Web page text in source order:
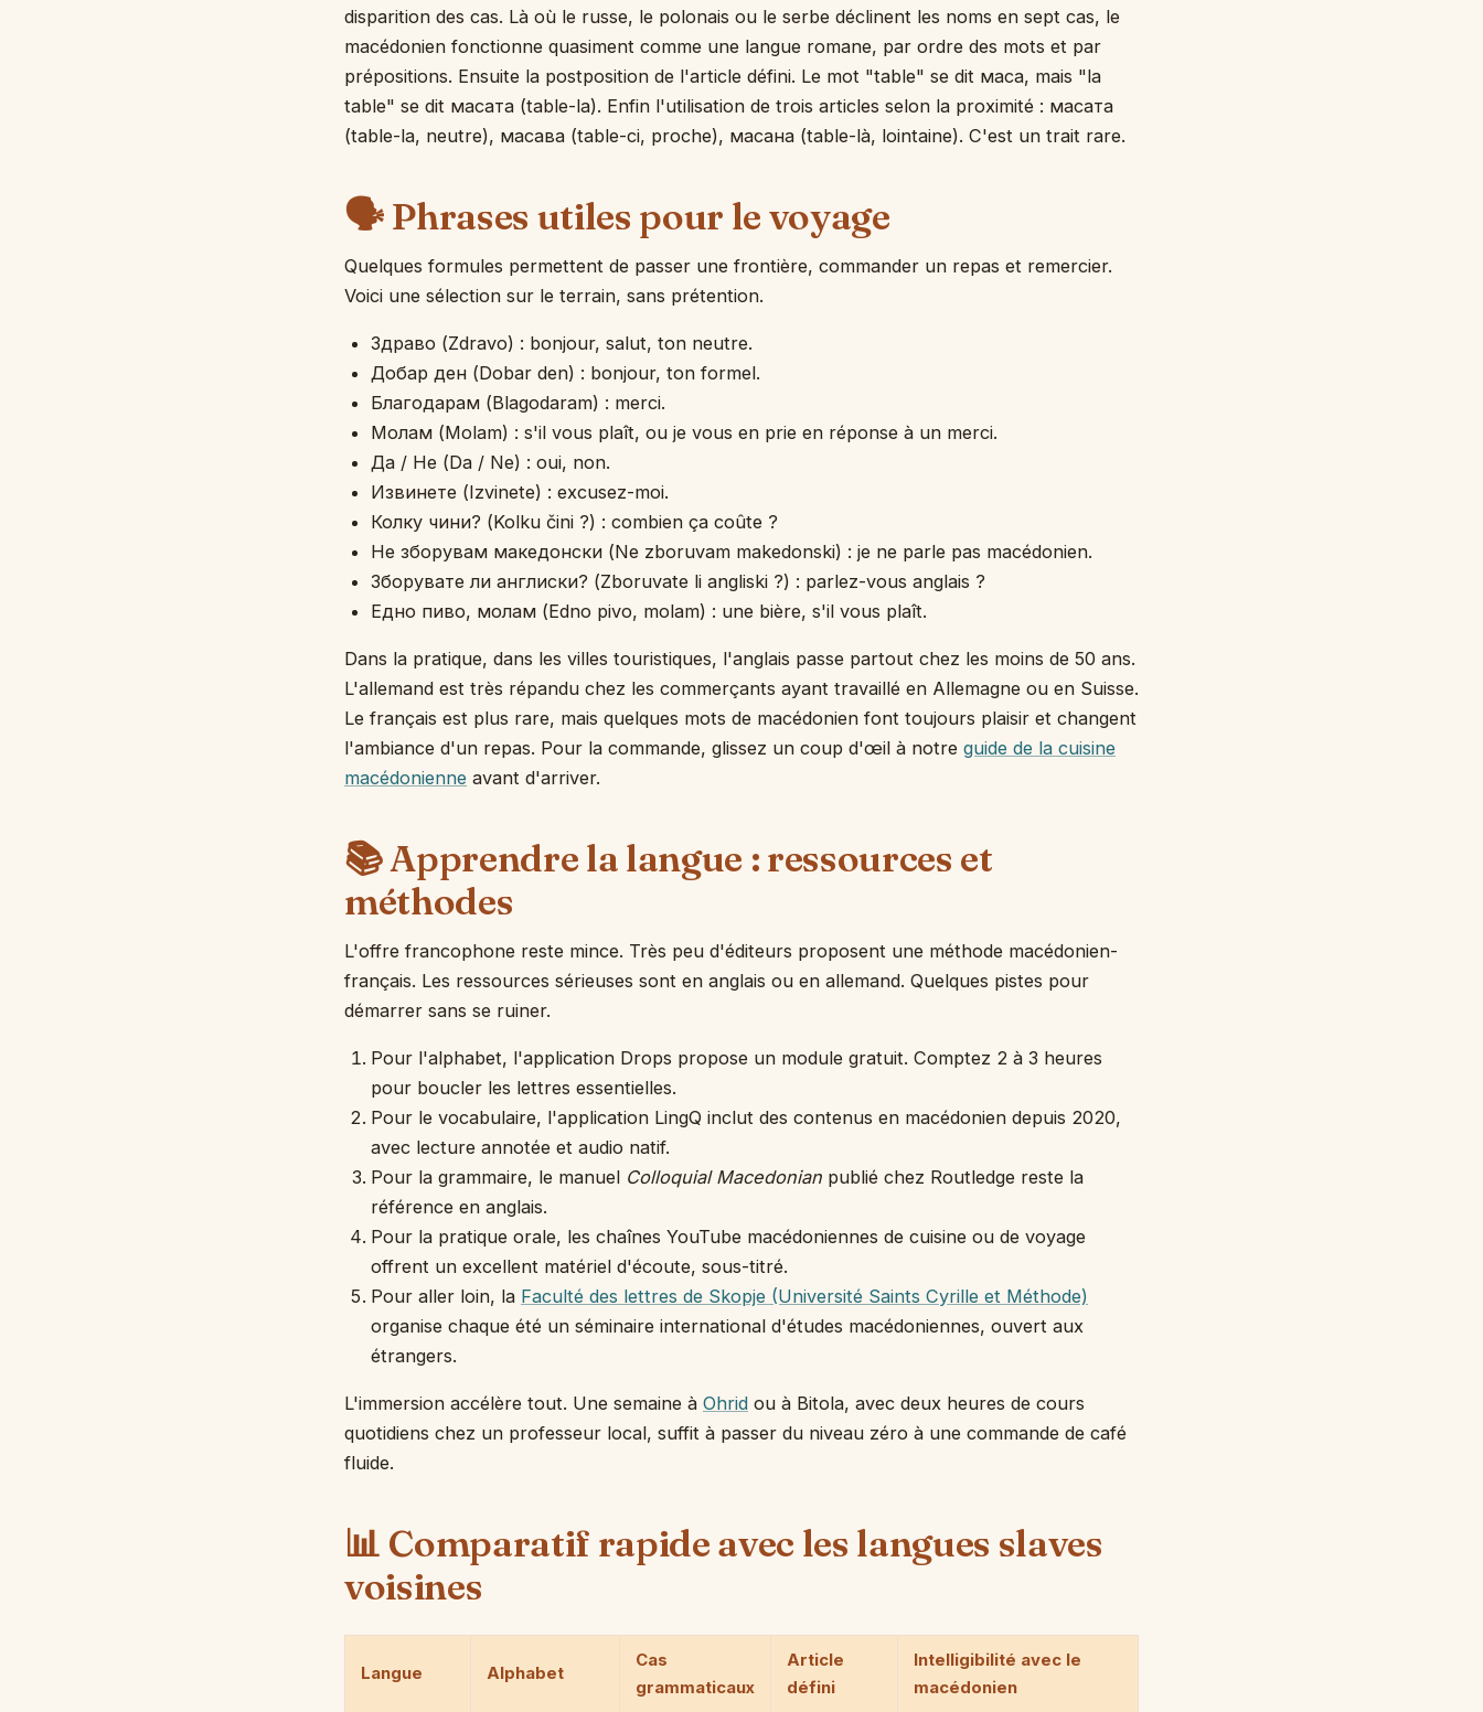
disparition des cas. Là où le russe, le polonais ou le serbe déclinent les noms en sept cas, le
macédonien fonctionne quasiment comme une langue romane, par ordre des mots et par
prépositions. Ensuite la postposition de l'article défini. Le mot "table" se dit маса, mais "la
table" se dit масата (table-la). Enfin l'utilisation de trois articles selon la proximité : масата
(table-la, neutre), масава (table-ci, proche), масана (table-là, lointaine). C'est un trait rare.
🗣️ Phrases utiles pour le voyage
Quelques formules permettent de passer une frontière, commander un repas et remercier.
Voici une sélection sur le terrain, sans prétention.
Здраво (Zdravo) : bonjour, salut, ton neutre.
Добар ден (Dobar den) : bonjour, ton formel.
Благодарам (Blagodaram) : merci.
Молам (Molam) : s'il vous plaît, ou je vous en prie en réponse à un merci.
Да / Не (Da / Ne) : oui, non.
Извинете (Izvinete) : excusez-moi.
Колку чини? (Kolku čini ?) : combien ça coûte ?
Не зборувам македонски (Ne zboruvam makedonski) : je ne parle pas macédonien.
Зборувате ли англиски? (Zboruvate li angliski ?) : parlez-vous anglais ?
Едно пиво, молам (Edno pivo, molam) : une bière, s'il vous plaît.
Dans la pratique, dans les villes touristiques, l'anglais passe partout chez les moins de 50 ans.
L'allemand est très répandu chez les commerçants ayant travaillé en Allemagne ou en Suisse.
Le français est plus rare, mais quelques mots de macédonien font toujours plaisir et changent
l'ambiance d'un repas. Pour la commande, glissez un coup d'œil à notre guide de la cuisine
macédonienne avant d'arriver.
📚 Apprendre la langue : ressources et
méthodes
L'offre francophone reste mince. Très peu d'éditeurs proposent une méthode macédonien-
français. Les ressources sérieuses sont en anglais ou en allemand. Quelques pistes pour
démarrer sans se ruiner.
Pour l'alphabet, l'application Drops propose un module gratuit. Comptez 2 à 3 heures
pour boucler les lettres essentielles.
Pour le vocabulaire, l'application LingQ inclut des contenus en macédonien depuis 2020,
avec lecture annotée et audio natif.
Pour la grammaire, le manuel Colloquial Macedonian publié chez Routledge reste la
référence en anglais.
Pour la pratique orale, les chaînes YouTube macédoniennes de cuisine ou de voyage
offrent un excellent matériel d'écoute, sous-titré.
Pour aller loin, la Faculté des lettres de Skopje (Université Saints Cyrille et Méthode)
organise chaque été un séminaire international d'études macédoniennes, ouvert aux
étrangers.
L'immersion accélère tout. Une semaine à Ohrid ou à Bitola, avec deux heures de cours
quotidiens chez un professeur local, suffit à passer du niveau zéro à une commande de café
fluide.
📊 Comparatif rapide avec les langues slaves
voisines
Langue Alphabet
Cas
grammaticaux
Article
défini
Intelligibilité avec le
macédonien